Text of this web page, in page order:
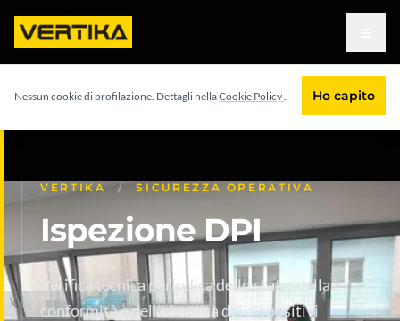
Vai al contenuto principale
VERTIKA / SICUREZZA OPERATIVA
Ispezione DPI
Verifica tecnica periodica dello stato, della
conformità e dell’idoneità dei dispositivi
Nessun cookie di profilazione. Dettagli nellaCookie Policy Ho capito